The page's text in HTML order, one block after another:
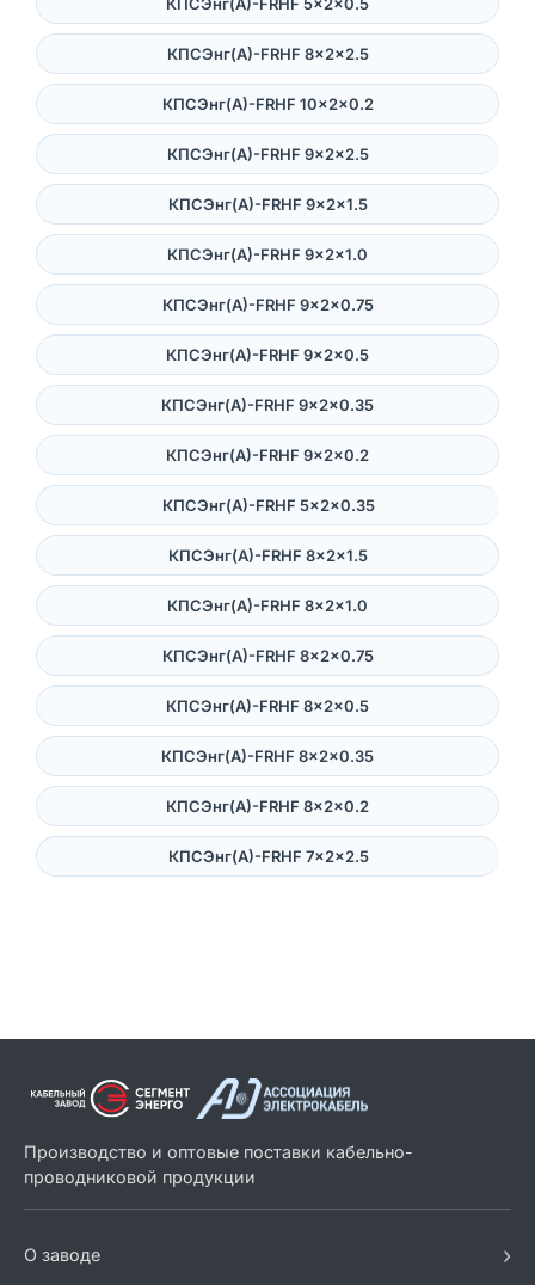
КПСЭнг(А)-FRHF 8×2×2.5
КПСЭнг(А)-FRHF 10×2×0.2
КПСЭнг(А)-FRHF 9×2×2.5
КПСЭнг(А)-FRHF 9×2×1.5
КПСЭнг(А)-FRHF 9×2×1.0
КПСЭнг(А)-FRHF 9×2×0.75
КПСЭнг(А)-FRHF 9×2×0.5
КПСЭнг(А)-FRHF 9×2×0.35
КПСЭнг(А)-FRHF 9×2×0.2
КПСЭнг(А)-FRHF 5×2×0.35
КПСЭнг(А)-FRHF 8×2×1.5
КПСЭнг(А)-FRHF 8×2×1.0
КПСЭнг(А)-FRHF 8×2×0.75
КПСЭнг(А)-FRHF 8×2×0.5
КПСЭнг(А)-FRHF 8×2×0.35
КПСЭнг(А)-FRHF 8×2×0.2
КПСЭнг(А)-FRHF 7×2×2.5
Производство и оптовые поставки кабельно-
проводниковой продукции
О заводе ›